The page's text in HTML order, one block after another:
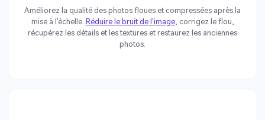
Améliorez la qualité des photos floues et compressées après la
mise à l'échelle. Réduire le bruit de l'image, corrigez le flou,
récupérez les détails et les textures et restaurez les anciennes
photos.